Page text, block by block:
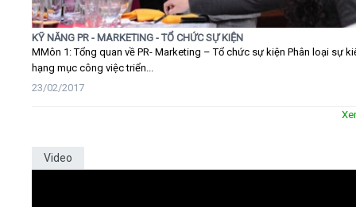
KỸ NĂNG PR - MARKETING - TỔ CHỨC SỰ KIỆN
MMôn 1: Tổng quan về PR- Marketing – Tổ chức sự kiện Phân loại sự
hạng mục công việc triển...
23/02/2017
Video